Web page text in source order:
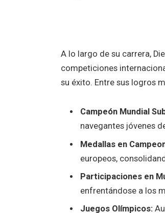
A lo largo de su carrera,
competiciones
su éxito. Entre sus logros
Campeón Mundial
navegantes jóvenes
Medallas en
europeos,
Participaciones en
enfrentándose a los
Juegos Olímpicos: